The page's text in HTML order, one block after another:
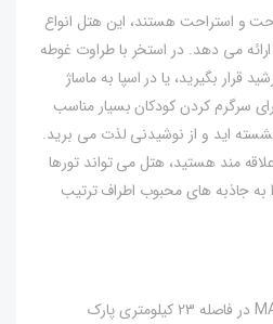
و استراحت هستند، این هتل انواع
ارائه می دهد. در استخر با طراوت غوطه
قرار بگیرید، یا در اسپا به ماساژ
سرگرم کردن کودکان بسیار مناسب
اید و از نوشیدنی لذت می برید.
مند هستید، هتل می تواند تورها
جاذبه های محبوب اطراف ترتیب
MAVİ AT HOTEL Blue Horse در فاصله 23 کیلومتری پارک